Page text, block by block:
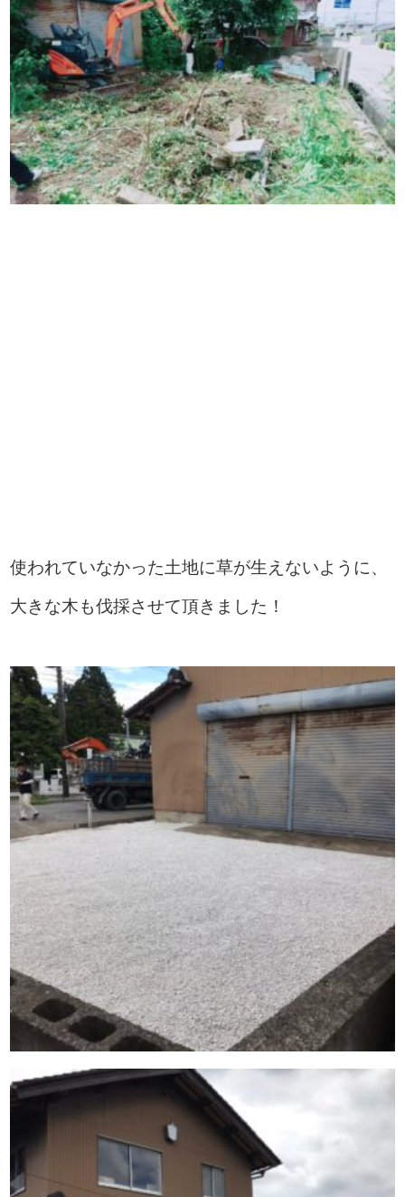
使われていなかった土地に草が生えないように、
大きな木も伐採させて頂きました！